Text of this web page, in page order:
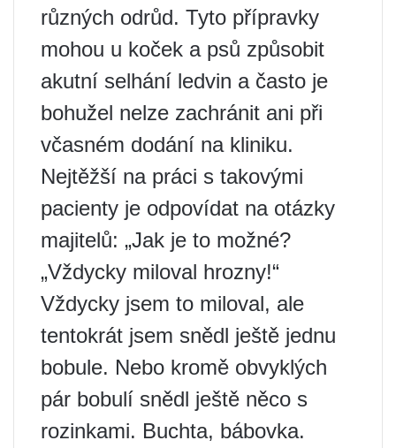
různých odrůd. Tyto přípravky
mohou u koček a psů způsobit
akutní selhání ledvin a často je
bohužel nelze zachránit ani při
včasném dodání na kliniku.
Nejtěžší na práci s takovými
pacienty je odpovídat na otázky
majitelů: „Jak je to možné?
„Vždycky miloval hrozny!“
Vždycky jsem to miloval, ale
tentokrát jsem snědl ještě jednu
bobule. Nebo kromě obvyklých
pár bobulí snědl ještě něco s
rozinkami. Buchta, bábovka.